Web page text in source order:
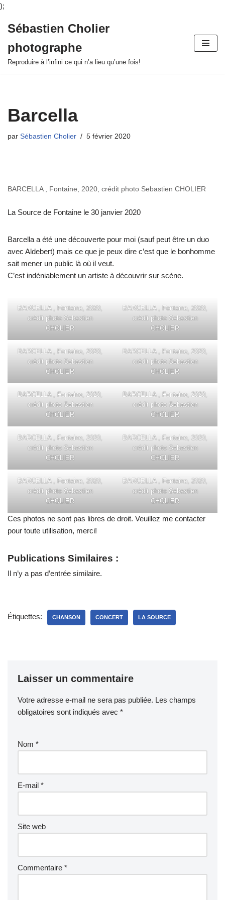
);
au
contenu
Sébastien Cholier
photographe
Reproduire à l’infini ce qui n’a lieu qu’une fois!
Barcella
par Sébastien Cholier 5 février 2020
BARCELLA , Fontaine, 2020, crédit photo Sebastien CHOLIER
La Source de Fontaine le 30 janvier 2020
Barcella a été une découverte pour moi (sauf peut être un duo
avec Aldebert) mais ce que je peux dire c’est que le bonhomme
sait mener un public là où il veut.
C’est indéniablement un artiste à découvrir sur scène.
BARCELLA , Fontaine, 2020,
crédit photo Sebastien
CHOLIER
BARCELLA , Fontaine, 2020,
crédit photo Sebastien
CHOLIER
BARCELLA , Fontaine, 2020,
crédit photo Sebastien
CHOLIER
BARCELLA , Fontaine, 2020,
crédit photo Sebastien
CHOLIER
BARCELLA , Fontaine, 2020,
crédit photo Sebastien
CHOLIER
BARCELLA , Fontaine, 2020,
crédit photo Sebastien
CHOLIER
BARCELLA , Fontaine, 2020,
crédit photo Sebastien
CHOLIER
BARCELLA , Fontaine, 2020,
crédit photo Sebastien
CHOLIER
BARCELLA , Fontaine, 2020,
crédit photo Sebastien
CHOLIER
BARCELLA , Fontaine, 2020,
crédit photo Sebastien
CHOLIER
Ces photos ne sont pas libres de droit. Veuillez me contacter
pour toute utilisation, merci!
Publications Similaires :
Il n’y a pas d’entrée similaire.
Étiquettes: CHANSON CONCERT LA SOURCE
Laisser un commentaire
Votre adresse e-mail ne sera pas publiée. Les champs
obligatoires sont indiqués avec *
Nom *
E-mail *
Site web
Commentaire *